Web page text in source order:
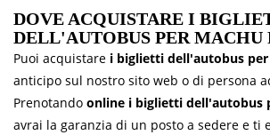
DOVE ACQUISTARE I
DELL'AUTOBUS PER MACHU
Puoi acquistare i biglietti dell'autobus per
anticipo sul nostro sito web o di persona
Prenotando online i biglietti dell'autobus
avrai la garanzia di un posto a sedere e ti